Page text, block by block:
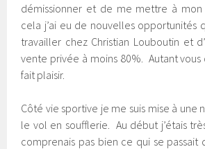
démissionner et de me mettre à
cela j’ai eu de nouvelles opportunités
travailler chez Christian Louboutin et
vente privée à moins 80%. Autant vous
fait plaisir.
Côté vie sportive je me suis mise à une
le vol en soufflerie. Au début j’étais
comprenais pas bien ce qui se passait